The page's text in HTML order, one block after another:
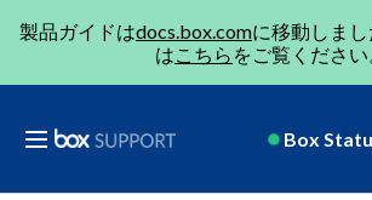
製品ガイドはdocs.box.comに移動しま
はこちら をご覧ください
Box